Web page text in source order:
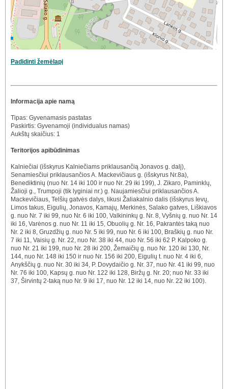
Padidinti žemėlapį
Informacija apie namą
Tipas: Gyvenamasis pastatas
Paskirtis: Gyvenamoji (individualus namas)
Aukštų skaičius: 1
Teritorijos apibūdinimas
Kalniečiai (išskyrus Kalniečiams priklausančią Jonavos g. dalį),
Senamiesčiui priklausančios A. Mackevičiaus g. (išskyrus Nr.8a),
Benediktinių (nuo Nr. 14 iki 100 ir nuo Nr. 29 iki 199), J. Zikaro, Paminklų,
Žalioji g., Trumpoji (tik lyginiai nr.) g. Naujamiesčiui priklausančios A.
Mackevičiaus, Telšių gatvės dalys, likusi Žaliakalnio dalis (išskyrus Ievų,
Limos takus, Eigulių, Jonavos, Kamajų, Merkinės, Salako gatves, Liškiavos
g. nuo Nr. 7 iki 99, nuo Nr. 6 iki 100, Valkininkų g. Nr. 8, Vyšnių g. nuo Nr. 14
iki 16, Varėnos g. nuo Nr. 11 iki 15, Obuolių g. Nr. 16, Pakrantės taką nuo
Nr. 2 iki 8, Gruzdžių g. nuo Nr. 5 iki 99, nuo Nr. 6 iki 100, Braškių g. nuo Nr.
7 iki 11, Vaisių g. Nr. 22, nuo Nr. 38 iki 44, nuo Nr. 56 iki 62 P. Kalpoko g.
nuo Nr. 21 iki 199, nuo Nr. 28 iki 200, Žemaičių g. nuo Nr. 120 iki 130, Nr.
144, nuo Nr. 148 iki 150 ir nuo Nr. 156 iki 200, Eigulių t. nuo Nr. 4 iki 6,
Anykščių g. nuo Nr. 30 iki 34, P. Dovydaičio g. Nr. 37, nuo Nr. 41 iki 99, nuo
Nr. 76 iki 100, Kapsų g. nuo Nr. 122 iki 128, Biržų g. Nr. 20; nuo Nr. 33 iki
37, Širvintų 2-taką nuo Nr. 9 iki 17, nuo Nr. 12 iki 14, nuo Nr. 22 iki 100).